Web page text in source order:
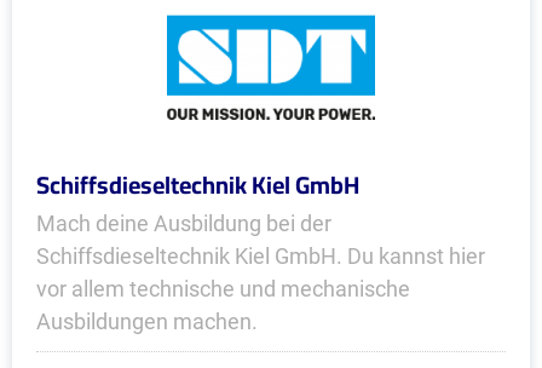
Schiffsdieseltechnik Kiel GmbH
Mach deine Ausbildung bei der
Schiffsdieseltechnik Kiel GmbH. Du kannst hier
vor allem technische und mechanische
Ausbildungen machen.